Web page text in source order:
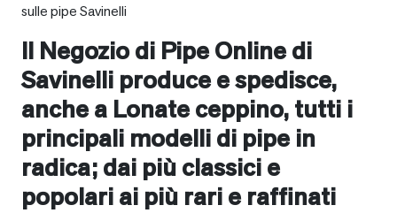
sulle pipe Savinelli
Il Negozio di Pipe Online di
Savinelli produce e spedisce,
anche a Lonate ceppino, tutti i
principali modelli di pipe in
radica; dai più classici e
popolari ai più rari e raffinati